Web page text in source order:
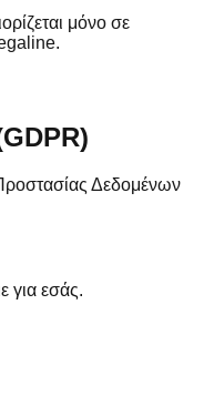
μόνο σε
Δεδομένων
για εσάς.